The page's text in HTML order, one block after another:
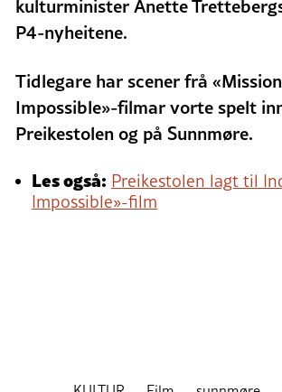
kulturminister Anette
P4-nyheitene.
Tidlegare har scener frå
Impossible»-filmar vorte spelt
Preikestolen og på Sunnmøre.
Les også: Preikestolen lagt til
Impossible»-film